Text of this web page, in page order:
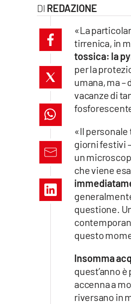
cosenzachannel.it
catanzarochannel.it
lacapitalenews.it
REDAZIONE
«La
tirrenica, in
tossica: la
per la
umana, ma
vacanze di
«Il
giorni festivi
un
che viene
questione.
questo
Insomma
quest’anno
accenna a
riversano in